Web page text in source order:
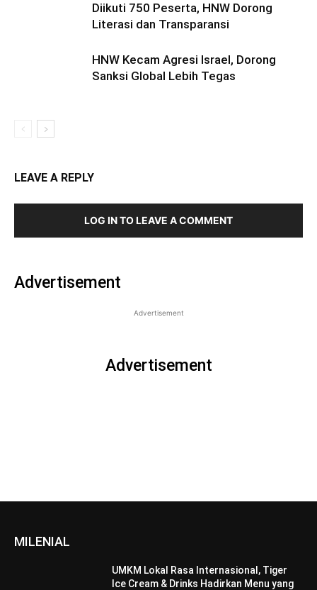
Diikuti 750 Peserta, HNW Dorong
Literasi dan Transparansi
HNW Kecam Agresi Israel, Dorong
Sanksi Global Lebih Tegas
LEAVE A REPLY
LOG IN TO LEAVE A COMMENT
Advertisement
Advertisement
Advertisement
MILENIAL
UMKM Lokal Rasa Internasional, Tiger
Ice Cream & Drinks Hadirkan Menu yang